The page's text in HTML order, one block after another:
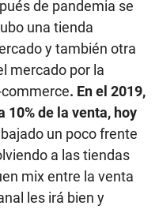
de pandemia se
una tienda
y también otra
mercado por la
. En el 2019,
de la venta, hoy
un poco frente
a las tiendas
mix entre la venta
les irá bien y